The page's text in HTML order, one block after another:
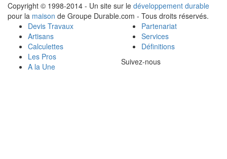
Copyright © 1998-2014 - Un site sur le développement durable
pour la maison de Groupe Durable.com - Tous droits réservés.
Devis Travaux
Artisans
Calculettes
Les Pros
A la Une
Partenariat
Services
Définitions
Suivez-nous